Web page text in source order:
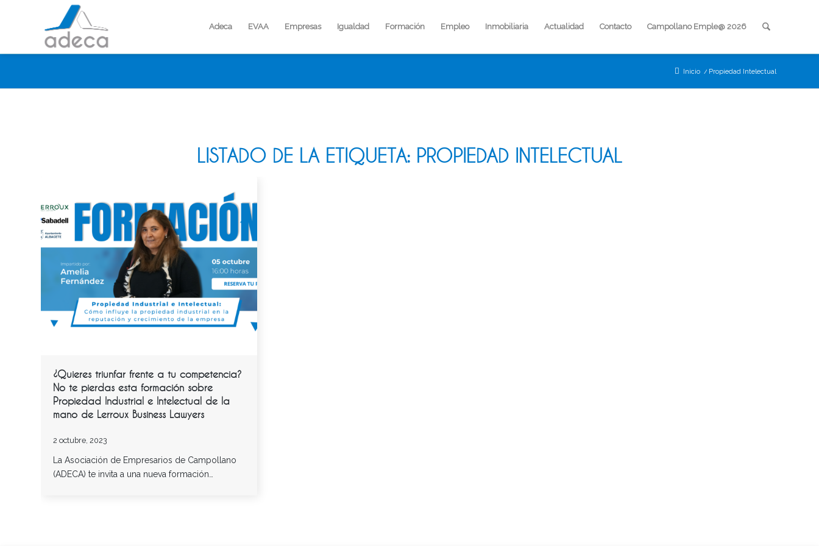
Adeca EVAA Empresas Igualdad Formación Empleo Inmobiliaria Actualidad Contacto Campollano Emple@ 2026
Inicio / Propiedad Intelectual
LISTADO DE LA ETIQUETA: PROPIEDAD INTELECTUAL
¿Quieres triunfar frente a tu competencia?
No te pierdas esta formación sobre
Propiedad Industrial e Intelectual de la
mano de Lerroux Business Lawyers
2 octubre, 2023
La Asociación de Empresarios de Campollano
(ADECA) te invita a una nueva formación…